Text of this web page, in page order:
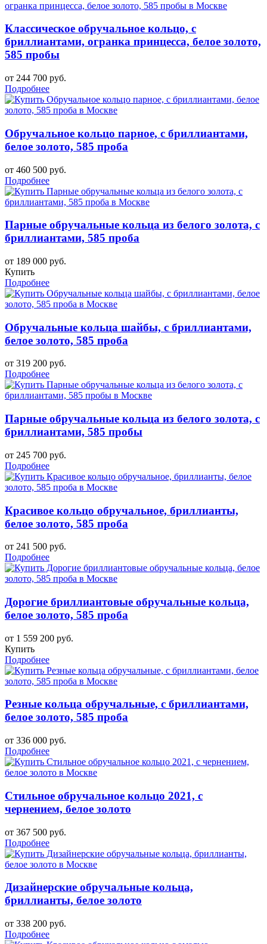
Классическое обручальное кольцо, с
бриллиантами, огранка принцесса, белое золото,
585 пробы
от 244 700 руб.
Подробнее
Обручальное кольцо парное, с бриллиантами,
белое золото, 585 проба
от 460 500 руб.
Подробнее
Парные обручальные кольца из белого золота, с
бриллиантами, 585 проба
от 189 000 руб.
Купить
Подробнее
Обручальные кольца шайбы, с бриллиантами,
белое золото, 585 проба
от 319 200 руб.
Подробнее
Парные обручальные кольца из белого золота, с
бриллиантами, 585 пробы
от 245 700 руб.
Подробнее
Красивое кольцо обручальное, бриллианты,
белое золото, 585 проба
от 241 500 руб.
Подробнее
Дорогие бриллиантовые обручальные кольца,
белое золото, 585 проба
от 1 559 200 руб.
Купить
Подробнее
Резные кольца обручальные, с бриллиантами,
белое золото, 585 проба
от 336 000 руб.
Подробнее
Стильное обручальное кольцо 2021, с
чернением, белое золото
от 367 500 руб.
Подробнее
Дизайнерские обручальные кольца,
бриллианты, белое золото
от 338 200 руб.
Подробнее